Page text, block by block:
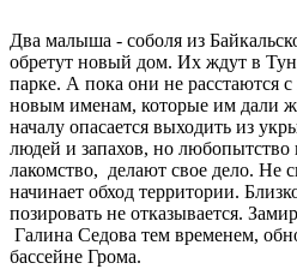
Два малыша - соболя из
обретут новый дом. Их ждут в
парке. А пока они не расстаются
новым именам, которые им дали
началу опасается выходить из
людей и запахов, но любопытство
лакомство, делают свое дело. Не
начинает обход территории.
позировать не отказывается.
Галина Седова тем временем,
бассейне Грома.